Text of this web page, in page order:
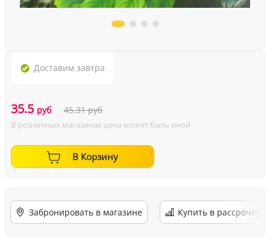
Доставим завтра
35.5 руб 45.31руб
В розничных магазинах цена может быть иной
В Корзину
Забронировать в магазине Купить в рассрочку